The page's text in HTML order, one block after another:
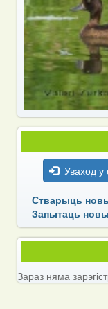
Уваход у
Стварыць
Запытаць
Зараз няма